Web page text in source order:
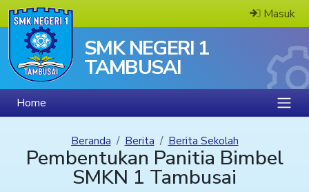
Masuk
SMK NEGERI 1
TAMBUSAI
Home
Beranda Berita Berita Sekolah
Pembentukan Panitia Bimbel
SMKN 1 Tambusai